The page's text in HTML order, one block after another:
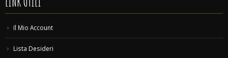
Il Mio Account
Lista Desideri